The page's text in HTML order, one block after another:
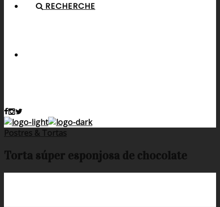
RECHERCHE
Postres & Tortas
Torta súper esponjosa de chocolate